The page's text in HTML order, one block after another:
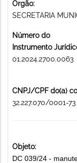
Órgão:
SECRETARIA
Número do
Instrumento
01.2024.2700.0063
CNPJ/CPF do(a)
32.227.070/0001-
Objeto:
DC 039/24 -